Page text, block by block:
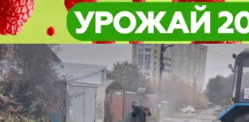
В Райках начали
«лежачие
Общество В Райках начали
«лежачие
Общество
Другие
по теме
Погода и
валют в